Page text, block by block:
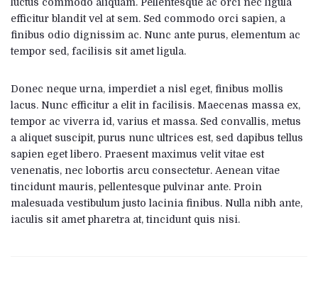
efficitur blandit vel at sem. Sed commodo orci sapien, a
finibus odio dignissim ac. Nunc ante purus, elementum ac
tempor sed, facilisis sit amet ligula.
Donec neque urna, imperdiet a nisl eget, finibus mollis
lacus. Nunc efficitur a elit in facilisis. Maecenas massa ex,
tempor ac viverra id, varius et massa. Sed convallis, metus
a aliquet suscipit, purus nunc ultrices est, sed dapibus tellus
sapien eget libero. Praesent maximus velit vitae est
venenatis, nec lobortis arcu consectetur. Aenean vitae
tincidunt mauris, pellentesque pulvinar ante. Proin
malesuada vestibulum justo lacinia finibus. Nulla nibh ante,
iaculis sit amet pharetra at, tincidunt quis nisi.